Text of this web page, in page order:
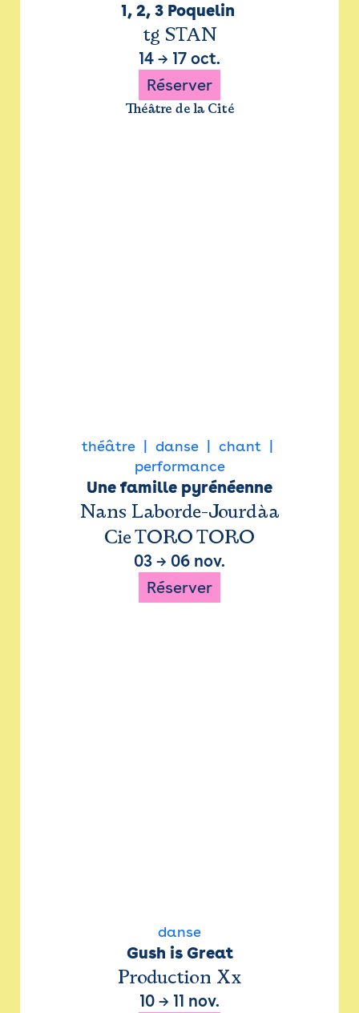
1, 2, 3 Poquelin
tg STAN
14 → 17 oct.
Réserver
Théâtre de la Cité
théâtre danse
chant
performance
Une famille pyrénéenne
Nans Laborde-Jourdàa
Cie TORO TORO
03 → 06 nov.
Réserver
danse
Gush is Great
Production Xx
10 → 11 nov.